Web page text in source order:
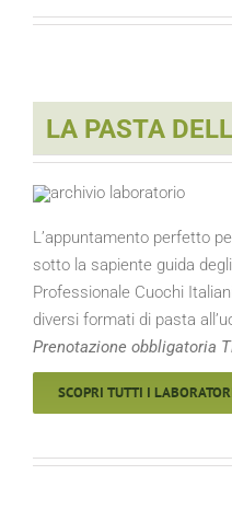
LA PASTA
L’appuntamento perfetto
sotto la sapiente guida
Professionale Cuochi
diversi formati di pasta
Prenotazione obbligatoria
SCOPRI TUTTI I